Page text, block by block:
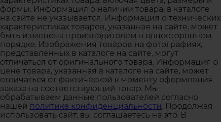
формы. Информация о наличии товара, в каталоге
на сайте не указывается. Информация о технических
характеристиках товаров, указанная на сайте, может
быть изменена производителем в одностороннем
порядке. Изображения товаров на фотографиях,
представленных в каталоге на сайте, могут
отличаться от оригинального товара. Информация о
цене товара, указанная в каталоге на сайте, может
отличаться от фактической к моменту оформления
заказа на соответствующий товар. Мы
обрабатываем данные пользователей согласно
нашей политике конфиденциальности. Продолжая
использовать сайт, вы соглашаетесь на это. В